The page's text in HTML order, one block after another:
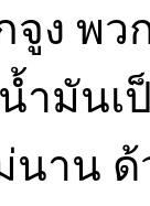
จูง พ
ำมันเ
นาน